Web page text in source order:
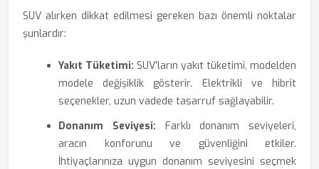
SUV alırken dikkat edilmesi gereken bazı önemli noktalar
şunlardır:
Yakıt Tüketimi: SUV'ların yakıt tüketimi, modelden
modele değişiklik gösterir. Elektrikli ve hibrit
seçenekler, uzun vadede tasarruf sağlayabilir.
Donanım Seviyesi: Farklı donanım seviyeleri,
aracın konforunu ve güvenliğini etkiler.
İhtiyaçlarınıza uygun donanım seviyesini seçmek